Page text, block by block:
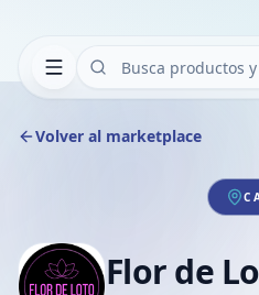
Volver al marketplace
Flor de